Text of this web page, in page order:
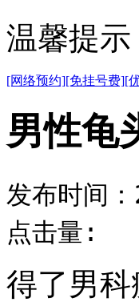
温馨提示
[网络预约][免挂号费][
男性龟
发布时间
点击量:
得了男科